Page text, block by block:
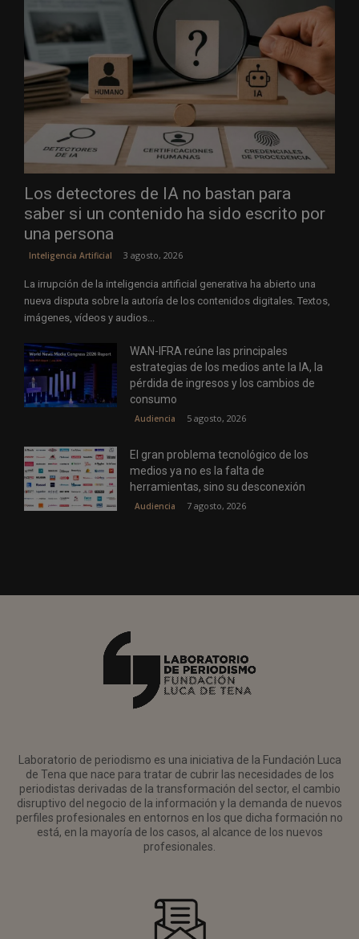
Los detectores de IA no bastan para
saber si un contenido ha sido escrito por
una persona
Inteligencia Artificial 3 agosto, 2026
La irrupción de la inteligencia artificial generativa ha abierto una
nueva disputa sobre la autoría de los contenidos digitales. Textos,
imágenes, vídeos y audios...
WAN-IFRA reúne las principales
estrategias de los medios ante la IA, la
pérdida de ingresos y los cambios de
consumo
Audiencia 5 agosto, 2026
El gran problema tecnológico de los
medios ya no es la falta de
herramientas, sino su desconexión
Audiencia 7 agosto, 2026
Laboratorio de periodismo es una iniciativa de la Fundación Luca
de Tena que nace para tratar de cubrir las necesidades de los
periodistas derivadas de la transformación del sector, el cambio
disruptivo del negocio de la información y la demanda de nuevos
perfiles profesionales en entornos en los que dicha formación no
está, en la mayoría de los casos, al alcance de los nuevos
profesionales.